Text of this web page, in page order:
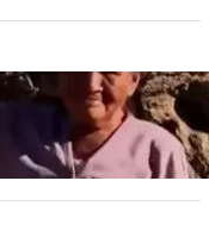
peleado con un